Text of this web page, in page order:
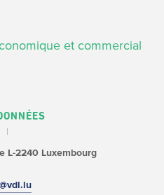
et commercial
L-2240 Luxembourg